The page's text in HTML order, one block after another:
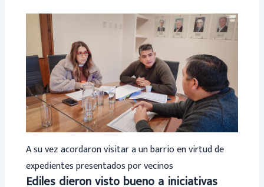
A su vez acordaron visitar a un barrio en virtud de
expedientes presentados por vecinos
Ediles dieron visto bueno a iniciativas